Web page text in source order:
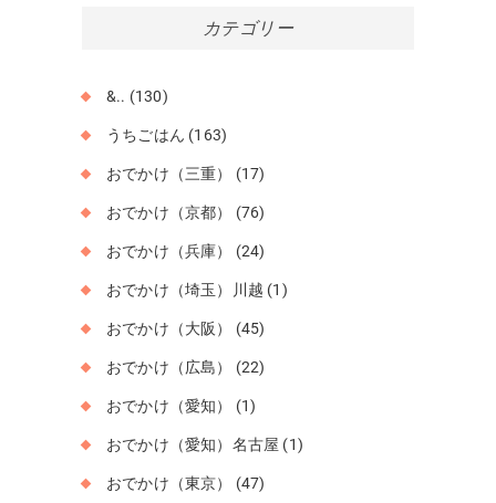
カテゴリー
&.. (130)
うちごはん (163)
おでかけ（三重） (17)
おでかけ（京都） (76)
おでかけ（兵庫） (24)
おでかけ（埼玉）川越 (1)
おでかけ（大阪） (45)
おでかけ（広島） (22)
おでかけ（愛知） (1)
おでかけ（愛知）名古屋 (1)
おでかけ（東京） (47)